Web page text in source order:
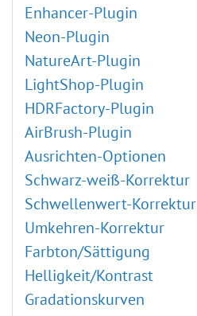
Enhancer-Plugin
Neon-Plugin
NatureArt-Plugin
LightShop-Plugin
HDRFactory-Plugin
AirBrush-Plugin
Ausrichten-Optionen
Schwarz-weiß-Korrektur
Schwellenwert-Korrektur
Umkehren-Korrektur
Farbton/Sättigung
Helligkeit/Kontrast
Gradationskurven